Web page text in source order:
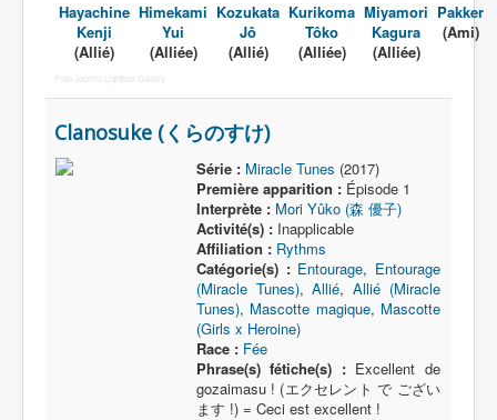
Hayachine
Kenji
(Allié)
Himekami
Yui
(Alliée)
Kozukata
Jô
(Allié)
Kurikoma
Tôko
(Alliée)
Miyamori
Kagura
(Alliée)
Pakker
(Ami)
Free Joomla Lightbox Gallery
Clanosuke (くらのすけ)
Série : Miracle Tunes (2017)
Première apparition :Épisode 1
Interprète : Mori Yûko (森 優子)
Activité(s) :Inapplicable
Affiliation : Rythms
Catégorie(s) : Entourage, Entourage
(Miracle Tunes),Allié,Allié (Miracle
Tunes), Mascotte magique, Mascotte
(Girls x Heroine)
Race : Fée
Phrase(s) fétiche(s) :Excellent de
gozaimasu ! (エクセレント で ござい
ます !) = Ceci est excellent !